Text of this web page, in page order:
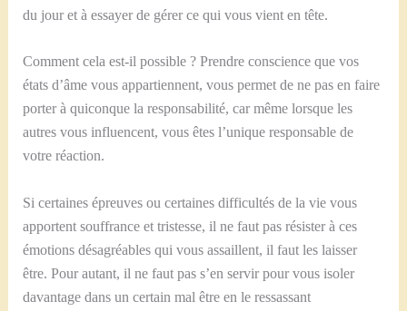
du jour et à essayer de gérer ce qui vous vient en tête.
Comment cela est-il possible ? Prendre conscience que vos
états d’âme vous appartiennent, vous permet de ne pas en faire
porter à quiconque la responsabilité, car même lorsque les
autres vous influencent, vous êtes l’unique responsable de
votre réaction.
Si certaines épreuves ou certaines difficultés de la vie vous
apportent souffrance et tristesse, il ne faut pas résister à ces
émotions désagréables qui vous assaillent, il faut les laisser
être. Pour autant, il ne faut pas s’en servir pour vous isoler
davantage dans un certain mal être en le ressassant